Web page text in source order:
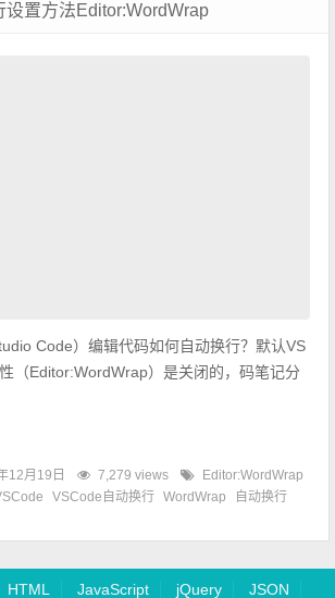
置方法Editor:WordWrap
Code）编辑代码如何自动换行？默认VS
（Editor:WordWrap）是关闭的，码笔记分
12月19日 7,279 views
Editor:WordWrap
VSCode自动换行 WordWrap 自动换行
HTML JavaScript jQuery JSON